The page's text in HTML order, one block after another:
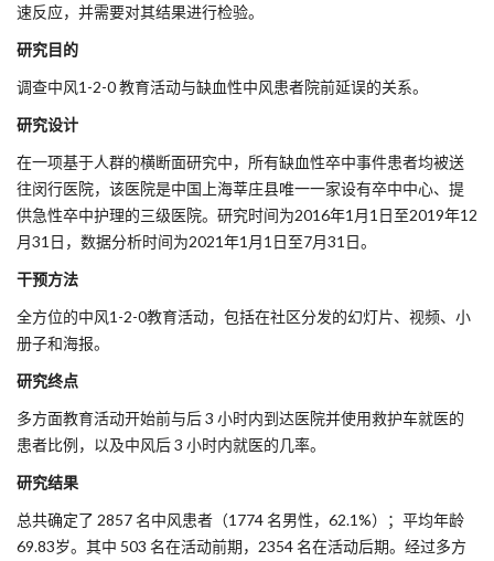
速反应，并需要对其结果进行检验。
研究目的
调查中风1-2-0 教育活动与缺血性中风患者院前延误的关系。
研究设计
在一项基于人群的横断面研究中，所有缺血性卒中事件患者均被送
往闵行医院，该医院是中国上海莘庄县唯一一家设有卒中中心、提
供急性卒中护理的三级医院。研究时间为2016年1月1日至2019年12
月31日，数据分析时间为2021年1月1日至7月31日。
干预方法
全方位的中风1-2-0教育活动，包括在社区分发的幻灯片、视频、小
册子和海报。
研究终点
多方面教育活动开始前与后 3 小时内到达医院并使用救护车就医的
患者比例，以及中风后 3 小时内就医的几率。
研究结果
总共确定了 2857 名中风患者（1774 名男性，62.1%）；平均年龄
69.83岁。其中 503 名在活动前期，2354 名在活动后期。经过多方